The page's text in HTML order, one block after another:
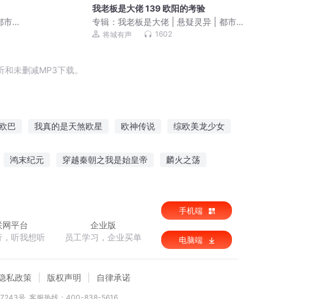
搞
我老板是大佬 139 欧阳的考验
专辑：我老板是大佬 | 悬疑灵异 | 都市搞
笑 | 奇门秘术 | 多人有声剧
将城有声 1602
未删减MP3下载。
巴 我真的是天煞欧星 欧神传说 综欧美龙少女
鸿末纪元 穿越秦朝之我是始皇帝 麟火之荡
网平台
，听我想听
企业版
员工学习，企业买单
手机端
电脑端
私政策 版权声明 自律承诺